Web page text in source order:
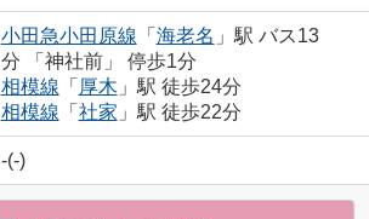
小田急小田原線 「 海老名 」駅 バス13
分 「神社前」 停歩1分
相模線 「 厚木 」駅 徒歩24分
相模線 「 社家 」駅 徒歩22分
-(-)